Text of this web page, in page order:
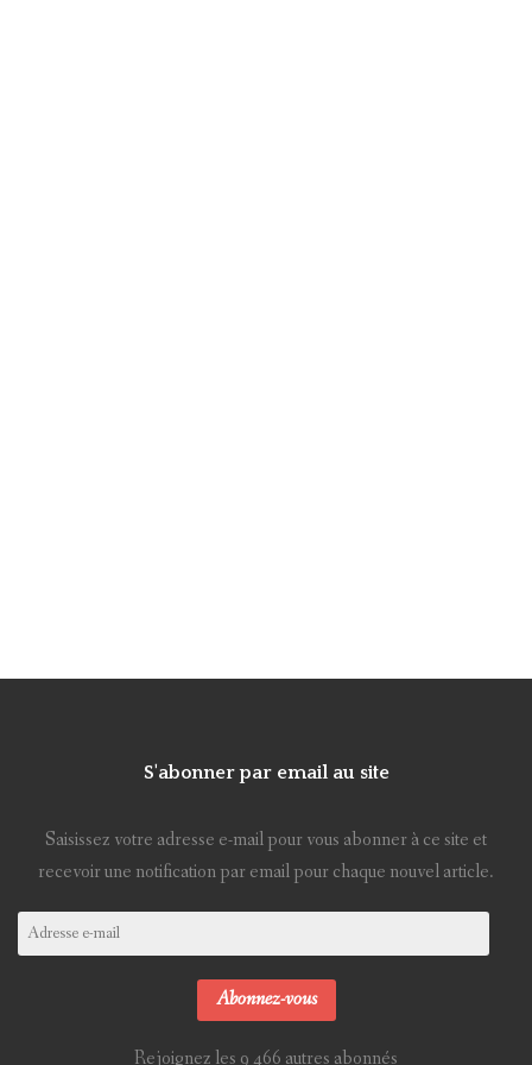
S'abonner par email au site
Saisissez votre adresse e-mail pour vous abonner à ce site et
recevoir une notification par email pour chaque nouvel article.
Adresse
Abonnez-vous
Rejoignez les 9 466 autres abonnés